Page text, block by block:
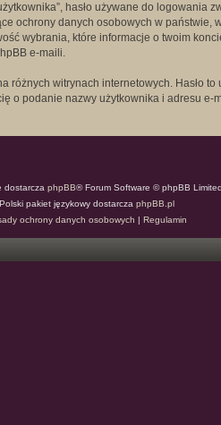
hasło używane do logowania
ochrony danych osobowych w
wybrania, które informacje o twoim
e-maili.
witrynach internetowych. Hasło
o podanie nazwy użytkownika i adresu
dostarcza phpBB® Forum Software © phpBB Limited
Polski pakiet językowy dostarcza phpBB.pl
ochrony danych osobowych | Regulamin